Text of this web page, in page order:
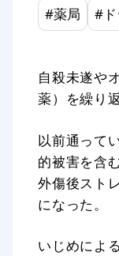
#薬局 #
自殺未遂や
薬）を繰り
以前通って
的被害を含
外傷後スト
になった。
いじめによ